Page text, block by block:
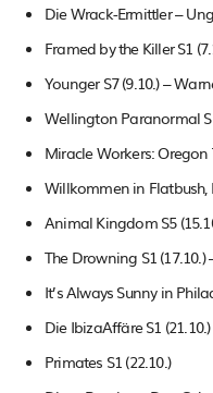
Die Wrack-Ermittler –
Framed by the Killer S1
Younger S7 (9.10.) –
Wellington Paranormal
Miracle Workers: Oregon
Willkommen in Flatbush,
Animal Kingdom S5
The Drowning S1 (17.10.)
It’s Always Sunny in
Die IbizaAffäre S1 (21.10.)
Primates S1 (22.10.)